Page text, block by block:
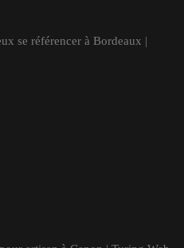
se référencer à Bordeaux |